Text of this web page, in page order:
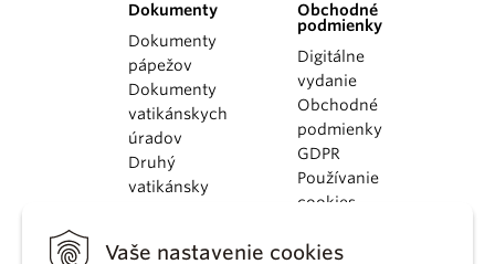
Vaše nastavenie cookies
Dokumenty
Dokumenty
pápežov
Dokumenty
vatikánskych
úradov
Druhý
vatikánsky
KBS
Obchodné
podmienky
Digitálne
vydanie
Obchodné
podmienky
GDPR
Používanie
cookies